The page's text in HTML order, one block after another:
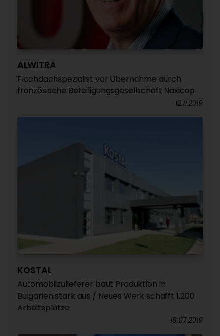
ALWITRA
Flachdachspezialist vor Übernahme durch
französische Beteiligungsgesellschaft Naxicap
12.11.2019
KOSTAL
Automobilzulieferer baut Produktion in
Bulgarien stark aus / Neues Werk schafft 1.200
Arbeitsplätze
18.07.2019